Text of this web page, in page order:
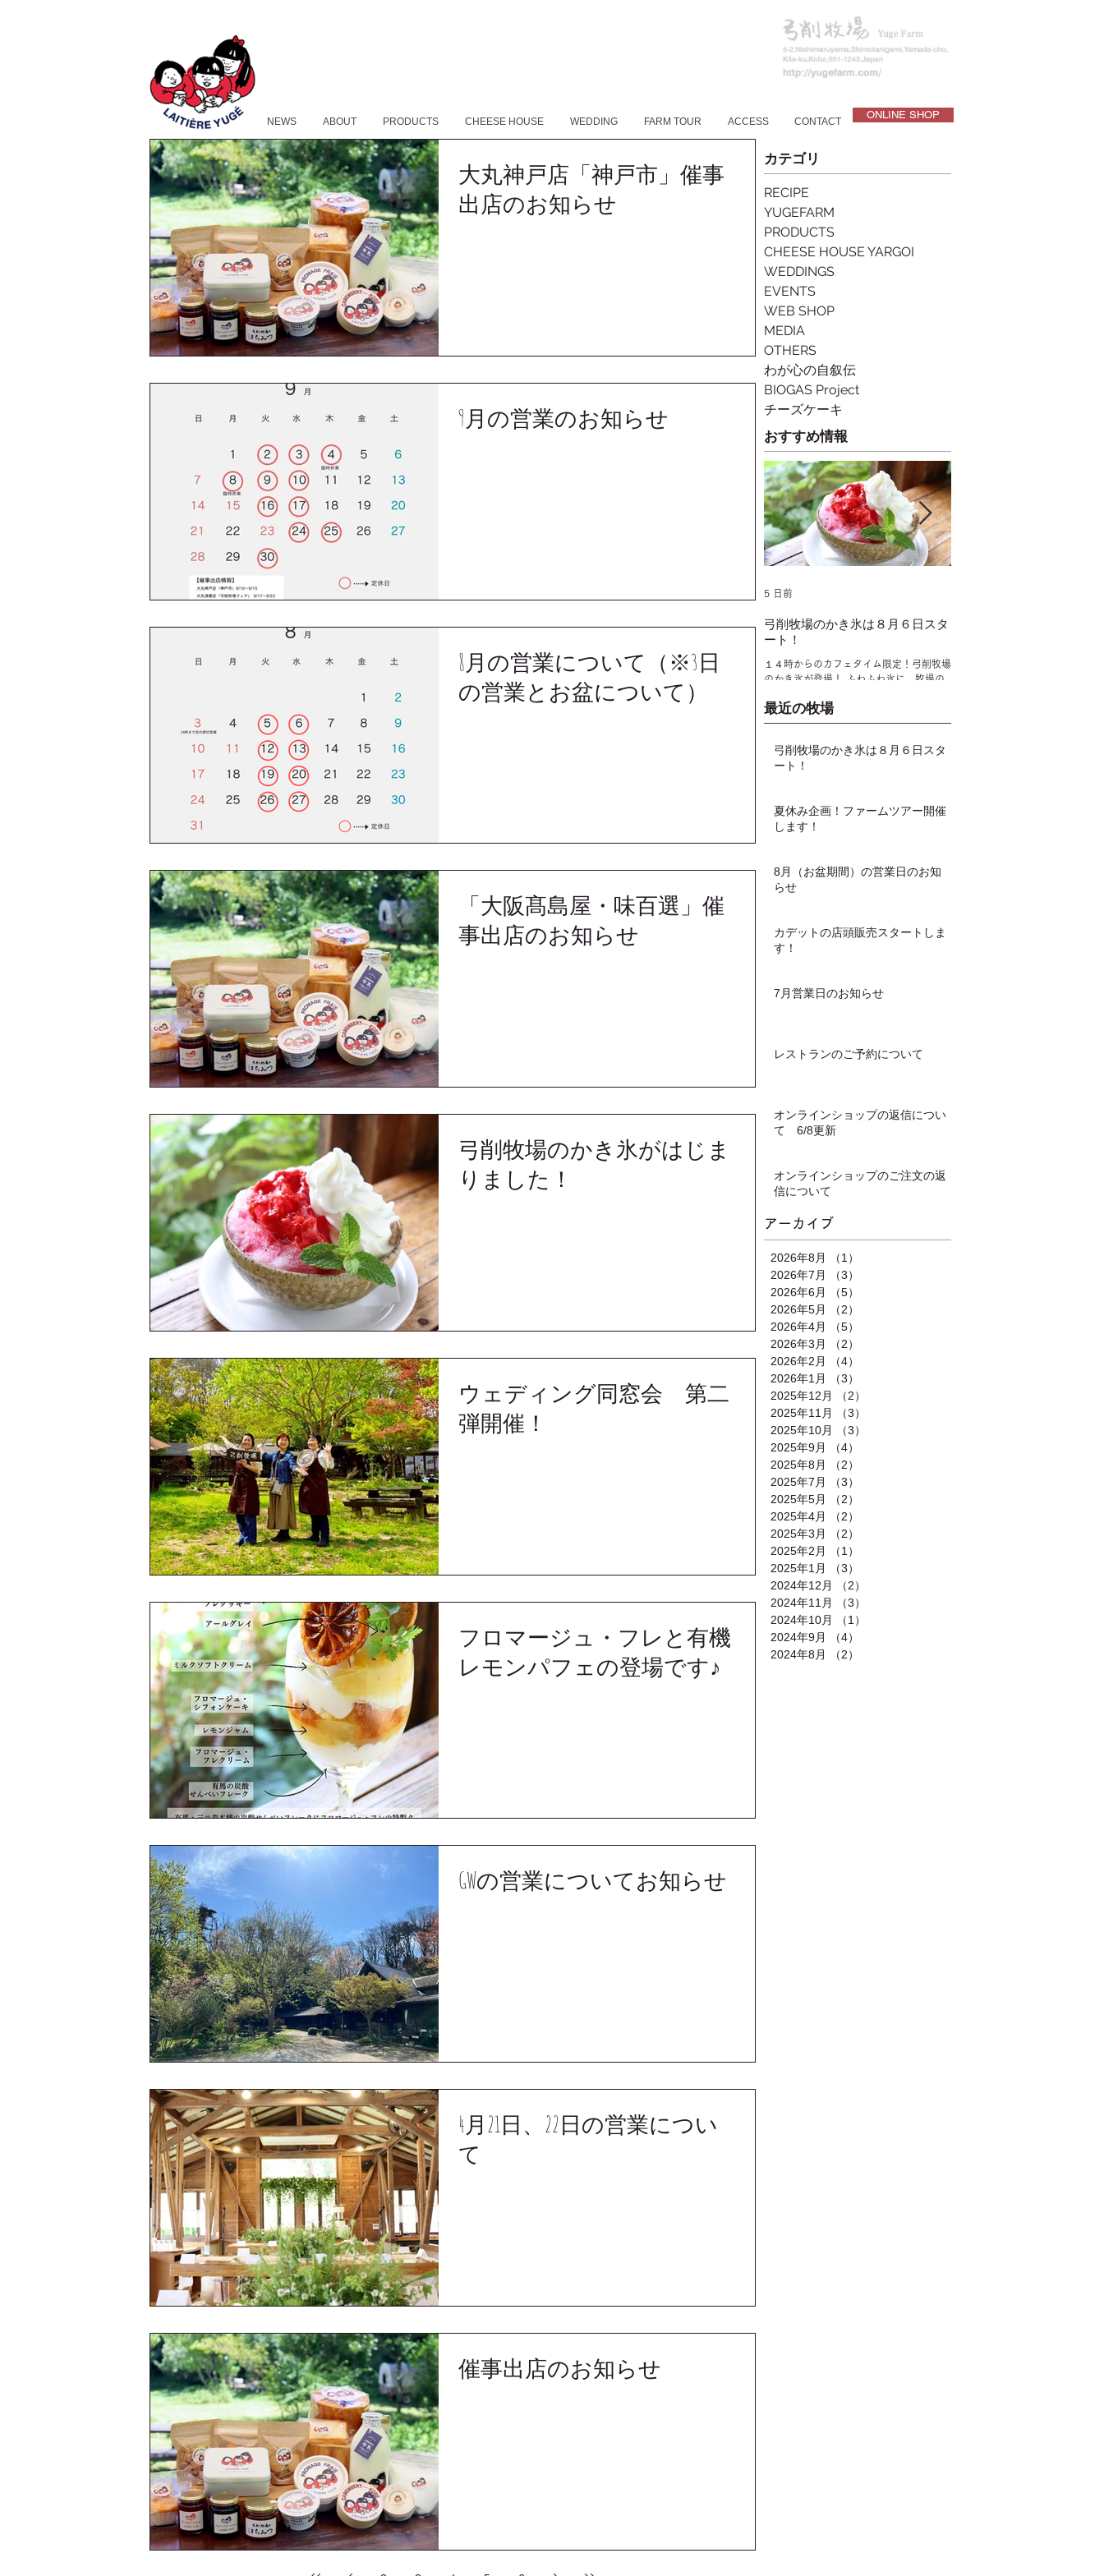
ONLINE SHOP
NEWS ABOUT PRODUCTS CHEESE HOUSE WEDDING FARM TOUR ACCESS CONTACT
大丸神戸店「神戸市」催事
出店のお知らせ
9月の営業のお知らせ
8月の営業について（※3日
の営業とお盆について）
「大阪髙島屋・味百選」催
事出店のお知らせ
弓削牧場のかき氷がはじま
りました！
ウェディング同窓会 第二
弾開催！
フロマージュ・フレと有機
レモンパフェの登場です♪
GWの営業についてお知らせ
4月21日、22日の営業につい
て
催事出店のお知らせ
カテゴリ
RECIPE
YUGEFARM
PRODUCTS
CHEESE HOUSE YARGOI
WEDDINGS
EVENTS
WEB SHOP
MEDIA
OTHERS
わが心の自叙伝
BIOGAS Project
チーズケーキ
おすすめ情報
弓削牧場のかき氷は８月６日スタ
ート！
１４時からのカフェタイム限定！弓削牧場
のかき氷が登場！ ふわふわ氷に、牧場の
ソフトクリームをのせた、 弓削牧場なら
ではの“贅沢かき氷”が登場です♪ ◎フロマ
ロマージュ・フレの爽やかな酸味と甘さの
クリームに、 熟したプラムでつくったソ
です ◎ダブルミルク＆抹茶ソース 低温殺
菌ノンホモ牛乳をじっくりコトコト炊いた
い抹茶でつくるソースのほろ苦さが重なり
合うかき氷。 どちらも仕上げに、牧場自
5 日前
最近の牧場
弓削牧場のかき氷は８月６日スタ
ート！
夏休み企画！ファームツアー開催
します！
8月（お盆期間）の営業日のお知
らせ
カデットの店頭販売スタートしま
す！
7月営業日のお知らせ
レストランのご予約について
オンラインショップの返信につい
て 6/8更新
オンラインショップのご注文の返
信について
アーカイブ
2026年8月 （1）
2026年7月
（3）
2026年6月
（5）
2026年5月
（2）
2026年4月
（5）
2026年3月
（2）
2026年2月
（4）
2026年1月
（3）
2025年12月
（2）
2025年11月
（3）
2025年10月
（3）
2025年9月
（4）
2025年8月
（2）
2025年7月
（3）
2025年5月
（2）
2025年4月
（2）
2025年3月
（2）
2025年2月
（1）
2025年1月
（3）
2024年12月
（2）
2024年11月
（3）
2024年10月
（1）
2024年9月
（4）
2024年8月
（2）